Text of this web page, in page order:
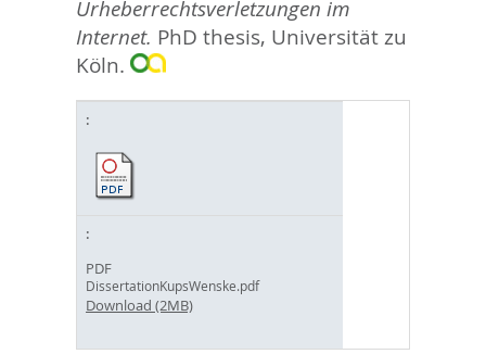
Urheberrechtsverletzungen im
Internet. PhD thesis, Universität zu
Köln.
PDF
DissertationKupsWenske.pdf
Download (2MB)